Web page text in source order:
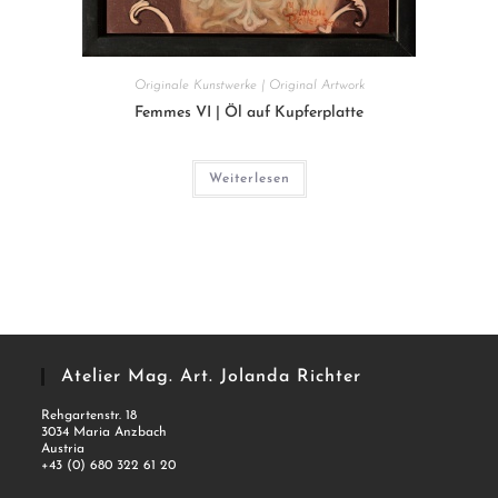
Originale Kunstwerke | Original Artwork
Femmes VI | Öl auf Kupferplatte
Weiterlesen
Atelier Mag. Art. Jolanda Richter
Rehgartenstr. 18
3034 Maria Anzbach
Austria
+43 (0) 680 322 61 20